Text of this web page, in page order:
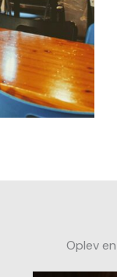
Oplev